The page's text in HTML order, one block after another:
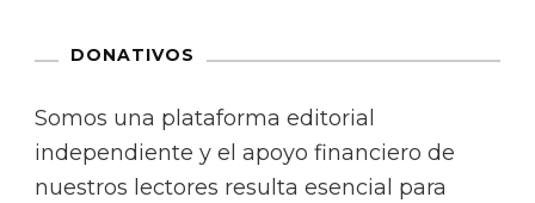
DONATIVOS
Somos una plataforma editorial
independiente y el apoyo financiero de
nuestros lectores resulta esencial para